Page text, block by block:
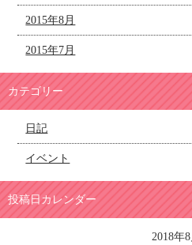
2015年8月
2015年7月
カテゴリー
日記
イベント
投稿日カレンダー
2018年8